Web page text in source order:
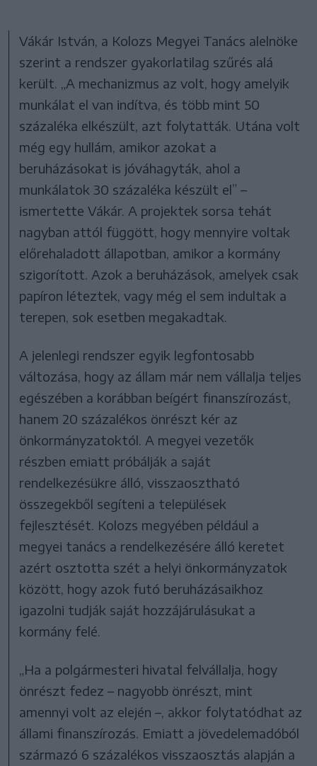
Vákár István, a Kolozs Megyei Tanács alelnöke
szerint a rendszer gyakorlatilag szűrés alá
került. „A mechanizmus az volt, hogy amelyik
munkálat el van indítva, és több mint 50
százaléka elkészült, azt folytatták. Utána volt
még egy hullám, amikor azokat a
beruházásokat is jóváhagyták, ahol a
munkálatok 30 százaléka készült el” –
ismertette Vákár. A projektek sorsa tehát
nagyban attól függött, hogy mennyire voltak
előrehaladott állapotban, amikor a kormány
szigorított. Azok a beruházások, amelyek csak
papíron léteztek, vagy még el sem indultak a
terepen, sok esetben megakadtak.
A jelenlegi rendszer egyik legfontosabb
változása, hogy az állam már nem vállalja teljes
egészében a korábban beígért finanszírozást,
hanem 20 százalékos önrészt kér az
önkormányzatoktól. A megyei vezetők
részben emiatt próbálják a saját
rendelkezésükre álló, visszaosztható
összegekből segíteni a települések
fejlesztését. Kolozs megyében például a
megyei tanács a rendelkezésére álló keretet
azért osztotta szét a helyi önkormányzatok
között, hogy azok futó beruházásaikhoz
igazolni tudják saját hozzájárulásukat a
kormány felé.
„Ha a polgármesteri hivatal felvállalja, hogy
önrészt fedez – nagyobb önrészt, mint
amennyi volt az elején –, akkor folytatódhat az
állami finanszírozás. Emiatt a jövedelemadóból
származó 6 százalékos visszaosztás alapján a